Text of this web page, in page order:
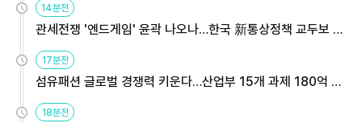
14분전
관세전쟁 '엔드게임' 윤곽 나오나…한국 新통상정책 교두보 활
17분전
섬유패션 글로벌 경쟁력 키운다…산업부 15개 과제 180억 지
18분전